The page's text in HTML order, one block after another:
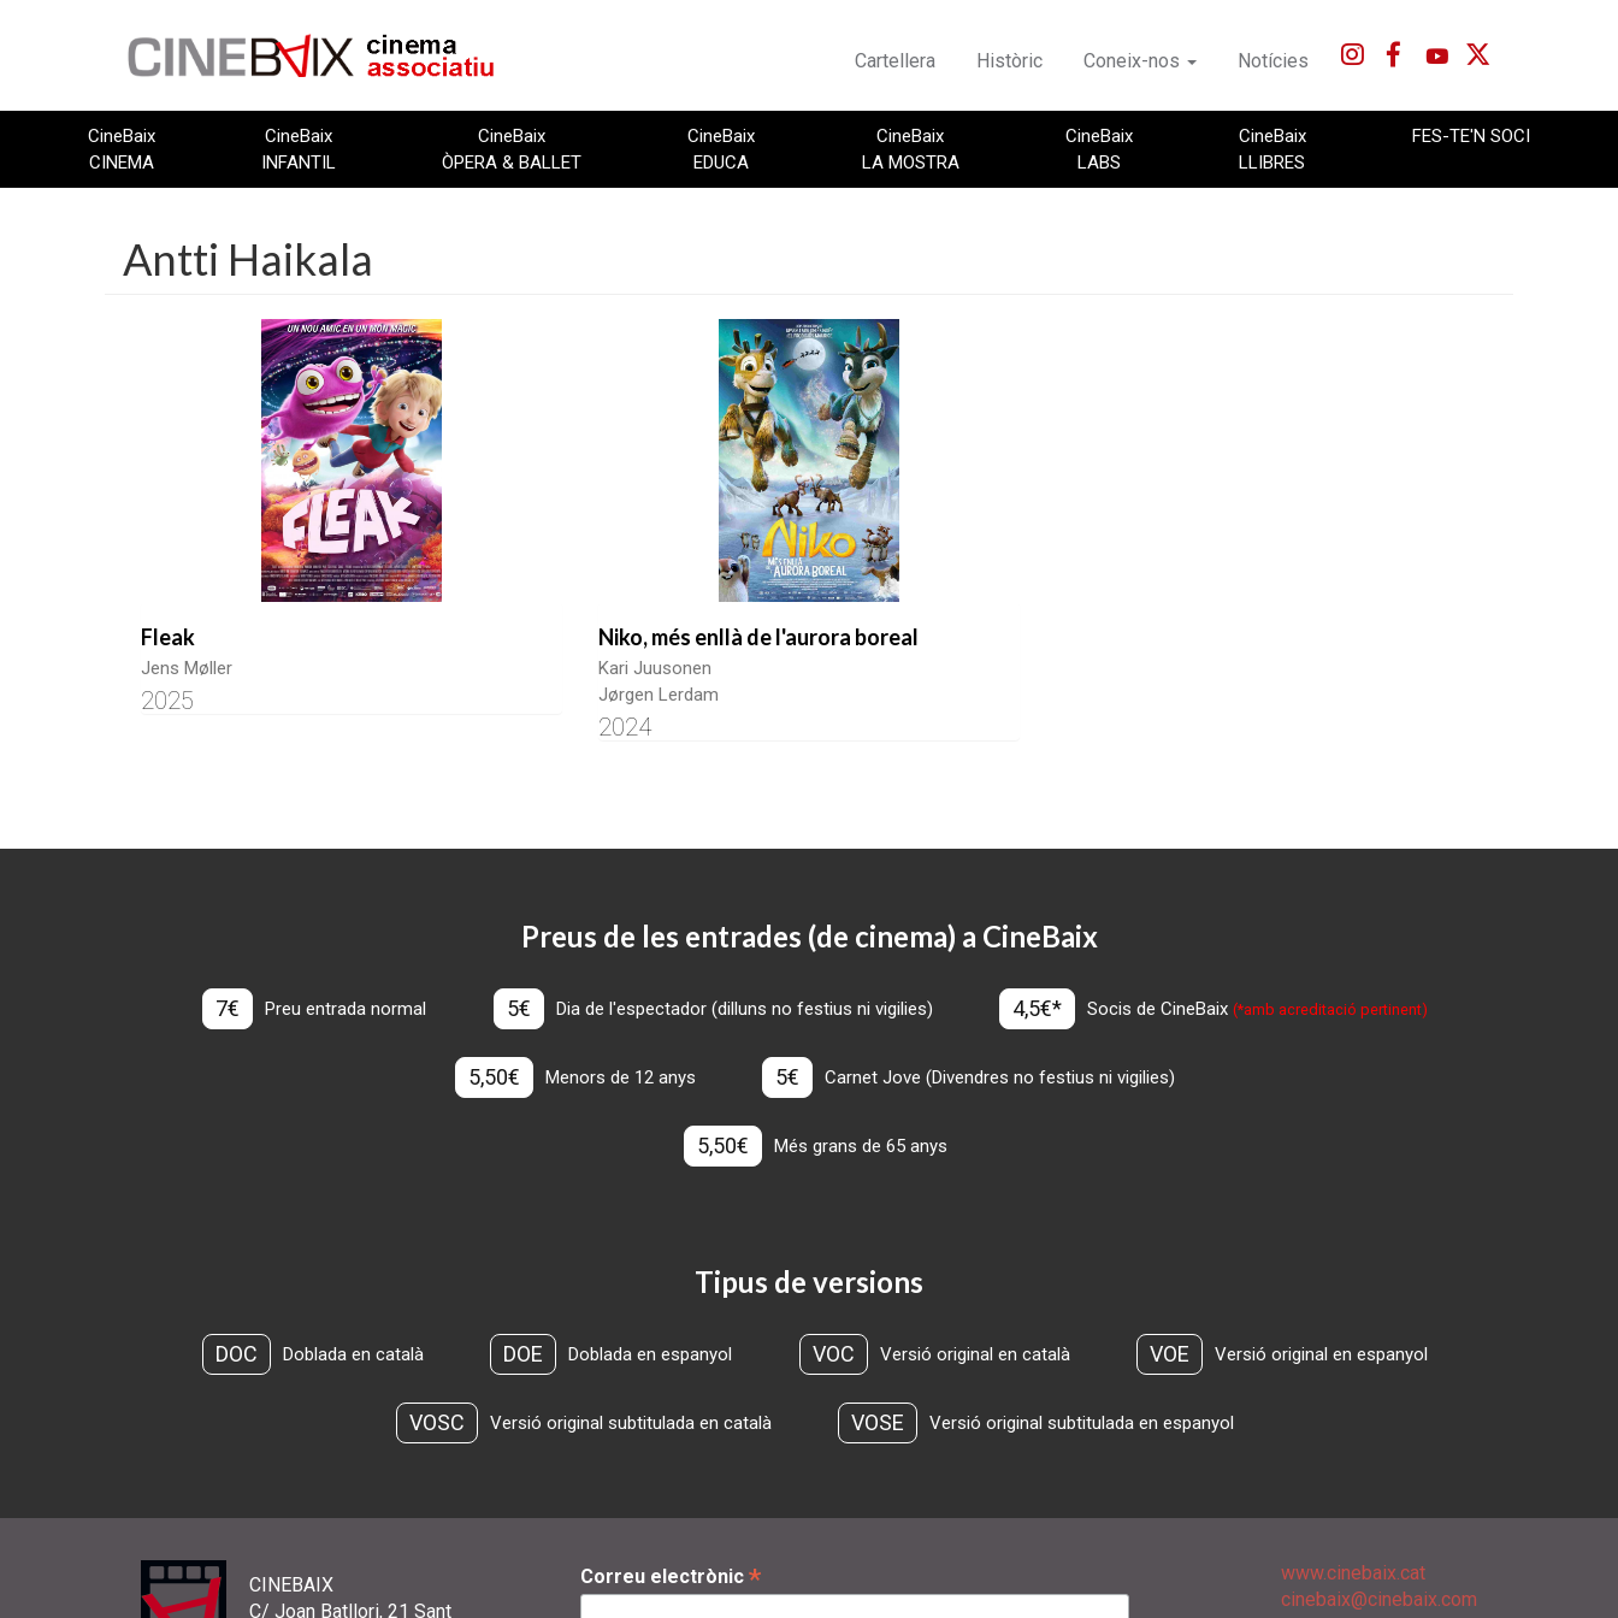
Cartellera Històric Coneix-nos Notícies
CineBaix
CINEMA
CineBaix
INFANTIL
CineBaix
ÒPERA & BALLET
CineBaix
EDUCA
CineBaix
LA MOSTRA
CineBaix
LABS
CineBaix
LLIBRES
FES-TE'N SOCI
Antti Haikala
Fleak
Jens Møller
2025
Niko, més enllà de l'aurora boreal
Kari Juusonen
Jørgen Lerdam
2024
Preus de les entrades (de cinema) a CineBaix
7€ Preu entrada normal 5€ Dia de l'espectador (dilluns no festius ni vigilies) 4,5€* Socis de CineBaix(*amb acreditació pertinent)
5,50€ Menors de 12 anys 5€ Carnet Jove (Divendres no festius ni vigilies)
5,50€ Més grans de 65 anys
Tipus de versions
DOC Doblada en català DOE Doblada en espanyol VOC Versió original en català VOE Versió original en espanyol
VOSC Versió original subtitulada en català VOSE Versió original subtitulada en espanyol
CINEBAIX
C/ Joan Batllori, 21 Sant
Correu electrònic *
www.cinebaix.cat
cinebaix@cinebaix.com